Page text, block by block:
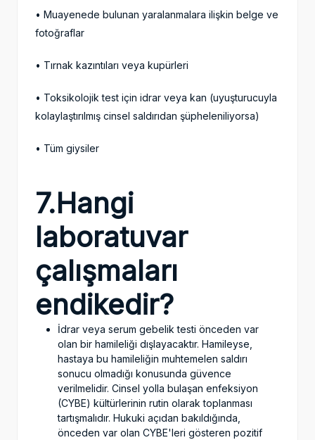
• Muayenede bulunan yaralanmalara ilişkin belge ve
fotoğraflar
• Tırnak kazıntıları veya kupürleri
• Toksikolojik test için idrar veya kan (uyuşturucuyla
kolaylaştırılmış cinsel saldırıdan şüpheleniliyorsa)
• Tüm giysiler
7.Hangi
laboratuvar
çalışmaları
endikedir?
İdrar veya serum gebelik testi önceden var
olan bir hamileliği dışlayacaktır. Hamileyse,
hastaya bu hamileliğin muhtemelen saldırı
sonucu olmadığı konusunda güvence
verilmelidir. Cinsel yolla bulaşan enfeksiyon
(CYBE) kültürlerinin rutin olarak toplanması
tartışmalıdır. Hukuki açıdan bakıldığında,
önceden var olan CYBE'leri gösteren pozitif